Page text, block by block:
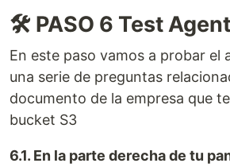
🛠️ PASO 6 Test Agent
En este paso vamos a probar el
una serie de preguntas
documento de la empresa que
bucket S3
6.1. En la parte derecha de tu